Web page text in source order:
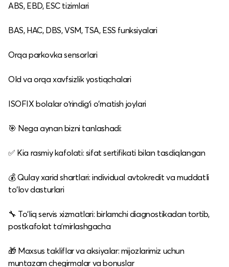
ABS, EBD, ESC tizimlari
BAS, HAC, DBS, VSM, TSA, ESS funksiyalari
Orqa parkovka sensorlari
Old va orqa xavfsizlik yostiqchalari
ISOFIX bolalar oʻrindigʻi o‘rnatish joylari
🎯 Nega aynan bizni tanlashadi:
✅ Kia rasmiy kafolati: sifat sertifikati bilan tasdiqlangan
💰 Qulay xarid shartlari: individual avtokredit va muddatli
to‘lov dasturlari
🔧 To‘liq servis xizmatlari: birlamchi diagnostikadan tortib,
postkafolat taʼmirlashgacha
🎁 Maxsus takliflar va aksiyalar: mijozlarimiz uchun
muntazam chegirmalar va bonuslar